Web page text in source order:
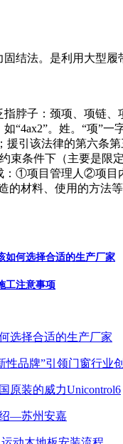
结法。是利用大型履
脖子：颈项、项链
“4ax2”。姓。“项”
援引该法律的第六条
束条件下（主要是限
：①项目管理人②项目
的材料、使用的方法
如何选择合适的生产厂家
工注意事项
选择合适的生产厂家
性品牌”引领门窗行业
原装的威力Unicontrol6
—苏州安嘉